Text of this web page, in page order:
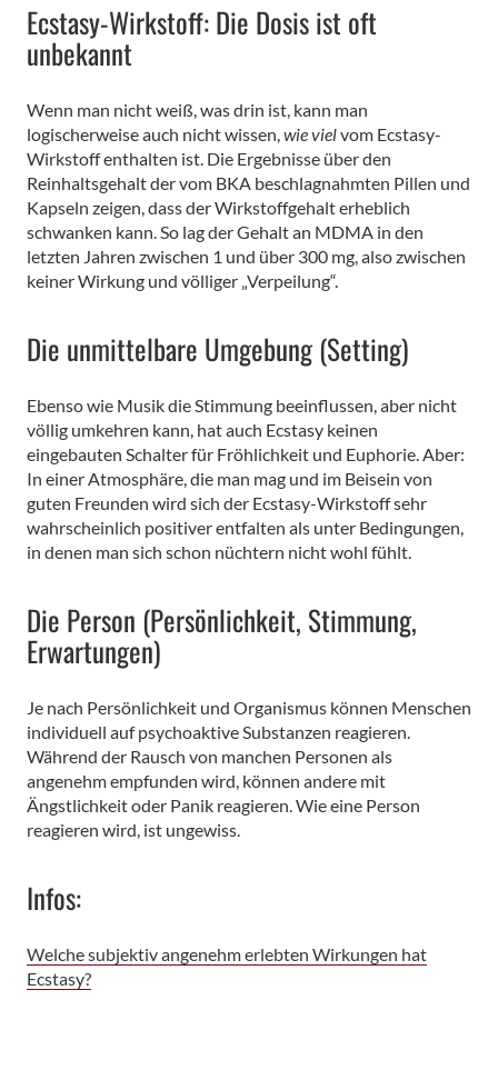
Ecstasy-Wirkstoff: Die Dosis ist oft
unbekannt
Wenn man nicht weiß, was drin ist, kann man
logischerweise auch nicht wissen,wie vielvom Ecstasy-
Wirkstoff enthalten ist. Die Ergebnisse über den
Reinhaltsgehalt der vom BKA beschlagnahmten Pillen und
Kapseln zeigen, dass der Wirkstoffgehalt erheblich
schwanken kann. So lag der Gehalt an MDMA in den
letzten Jahren zwischen 1 und über 300 mg, also zwischen
keiner Wirkung und völliger „Verpeilung“.
Die unmittelbare Umgebung (Setting)
Ebenso wie Musik die Stimmung beeinflussen, aber nicht
völlig umkehren kann, hat auch Ecstasy keinen
eingebauten Schalter für Fröhlichkeit und Euphorie. Aber:
In einer Atmosphäre, die man mag und im Beisein von
guten Freunden wird sich der Ecstasy-Wirkstoff sehr
wahrscheinlich positiver entfalten als unter Bedingungen,
in denen man sich schon nüchtern nicht wohl fühlt.
Die Person (Persönlichkeit, Stimmung,
Erwartungen)
Je nach Persönlichkeit und Organismus können Menschen
individuell auf psychoaktive Substanzen reagieren.
Während der Rausch von manchen Personen als
angenehm empfunden wird, können andere mit
Ängstlichkeit oder Panik reagieren. Wie eine Person
reagieren wird, ist ungewiss.
Infos:
Welche subjektiv angenehm erlebten Wirkungen hat
Ecstasy?